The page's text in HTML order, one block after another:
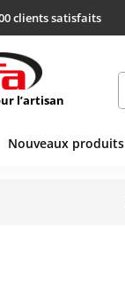
clients satisfaits
l’artisan
Nouveaux produits